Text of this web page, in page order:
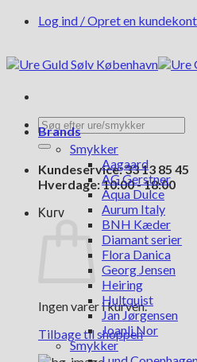
FortsætLog ind / Opret en
Søg
efter:
Kundeservice: 33 13 85 45
Hverdage: 10:00 - 18:00
Kurv
Ingen varer i kurven.
Tilbage til shoppen
Brands
Smykker
Aagaard
AG Gerstner
Aqua Dulce
Aurum Italy
BNH Kæder
Diamant serier
Flora Danica
Georg Jensen
Heiring
Hultquist
Jan Jørgensen
Joanli Nor
Smykker